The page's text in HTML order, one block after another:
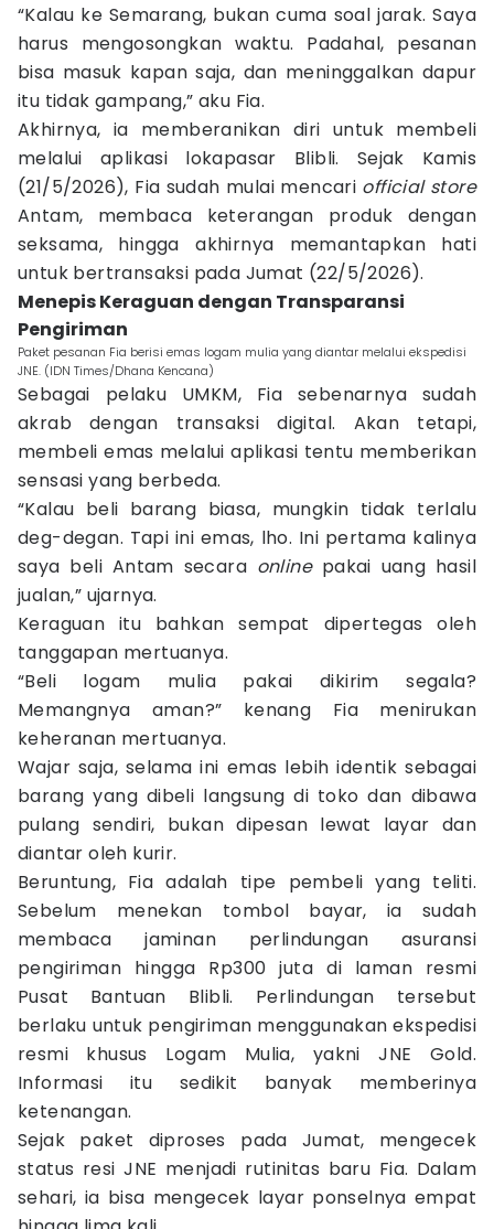
“Kalau ke Semarang, bukan cuma soal jarak. Saya
harus mengosongkan waktu. Padahal, pesanan
bisa masuk kapan saja, dan meninggalkan dapur
itu tidak gampang,” aku Fia.
Akhirnya, ia memberanikan diri untuk membeli
melalui aplikasi lokapasar Blibli. Sejak Kamis
(21/5/2026), Fia sudah mulai mencari official store
Antam, membaca keterangan produk dengan
seksama, hingga akhirnya memantapkan hati
untuk bertransaksi pada Jumat (22/5/2026).
Menepis Keraguan dengan Transparansi
Pengiriman
Paket pesanan Fia berisi emas logam mulia yang diantar melalui ekspedisi
JNE. (IDN Times/Dhana Kencana)
Sebagai pelaku UMKM, Fia sebenarnya sudah
akrab dengan transaksi digital. Akan tetapi,
membeli emas melalui aplikasi tentu memberikan
sensasi yang berbeda.
“Kalau beli barang biasa, mungkin tidak terlalu
deg-degan. Tapi ini emas, lho. Ini pertama kalinya
saya beli Antam secara onlinepakai uang hasil
jualan,” ujarnya.
Keraguan itu bahkan sempat dipertegas oleh
tanggapan mertuanya.
“Beli logam mulia pakai dikirim segala?
Memangnya aman?” kenang Fia menirukan
keheranan mertuanya.
Wajar saja, selama ini emas lebih identik sebagai
barang yang dibeli langsung di toko dan dibawa
pulang sendiri, bukan dipesan lewat layar dan
diantar oleh kurir.
Beruntung, Fia adalah tipe pembeli yang teliti.
Sebelum menekan tombol bayar, ia sudah
membaca jaminan perlindungan asuransi
pengiriman hingga Rp300 juta di laman resmi
Pusat Bantuan Blibli. Perlindungan tersebut
berlaku untuk pengiriman menggunakan ekspedisi
resmi khusus Logam Mulia, yakni JNE Gold.
Informasi itu sedikit banyak memberinya
ketenangan.
Sejak paket diproses pada Jumat, mengecek
status resi JNE menjadi rutinitas baru Fia. Dalam
sehari, ia bisa mengecek layar ponselnya empat